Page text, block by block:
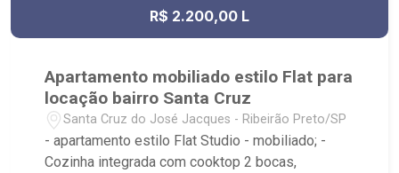
R$ 2.200,00 L
Apartamento mobiliado estilo Flat para
locação bairro Santa Cruz
Santa Cruz do José Jacques - Ribeirão Preto/SP
- apartamento estilo Flat Studio - mobiliado; -
Cozinha integrada com cooktop 2 bocas,